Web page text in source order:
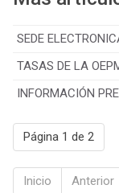
SEDE
TASAS DE LA
INFORMACIÓN
Página 1 de 2
Inicio Anterior